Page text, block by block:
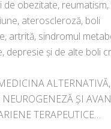
de obezitate,
ateroscleroză, boli
artrită, sindromul
depresie și de alte boli
ALTERNATIVĂ,
NEUROGENEZĂ ȘI
TERAPEUTICE…